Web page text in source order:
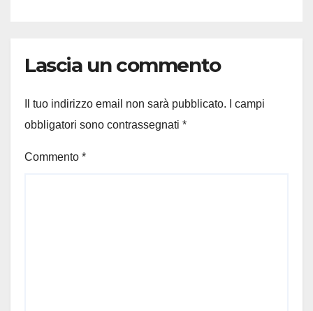
Lascia un commento
Il tuo indirizzo email non sarà pubblicato.
I campi
obbligatori sono contrassegnati *
Commento *